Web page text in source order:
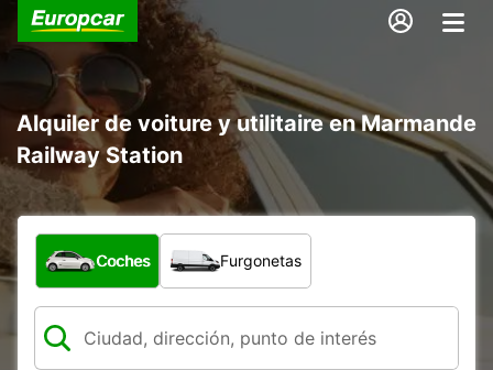
Alquiler de voiture y utilitaire en Marmande
Railway Station
¿Qué tipo de vehículo?
Coches Furgonetas